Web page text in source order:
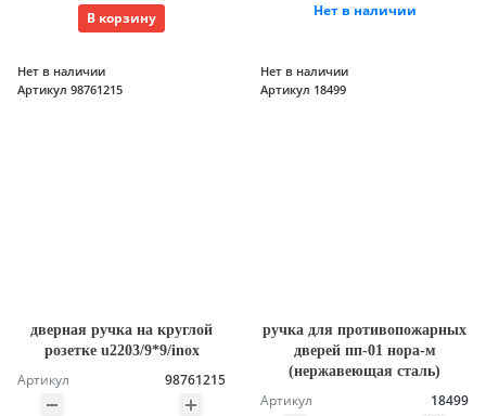
В корзину
Нет в наличии
Нет в наличии
Артикул 98761215
дверная ручка на круглой
розетке u2203/9*9/inox
Артикул 98761215
Нет в наличии
Артикул 18499
ручка для противопожарных
дверей пп-01 нора-м
(нержавеющая сталь)
Артикул 18499